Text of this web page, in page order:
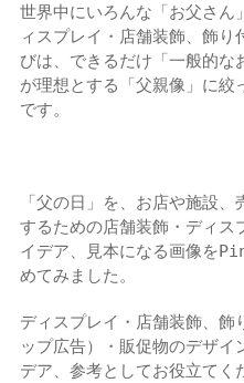
世界中にいろんな「お父さん
ィスプレイ・店舗装飾、飾
びは、できるだけ「一般的な
が理想とする「父親像」に絞
です。
「父の日」を、お店や施設
するための店舗装飾・ディス
イデア、見本になる画像を
めてみました。
ディスプレイ・店舗装飾、飾
ップ広告）・販促物のデザイ
デア、参考としてお役立てく